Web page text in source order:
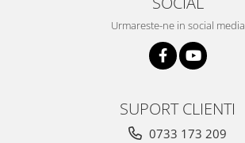
Urmareste-ne in social media
SUPORT CLIENTI
0733 173 209